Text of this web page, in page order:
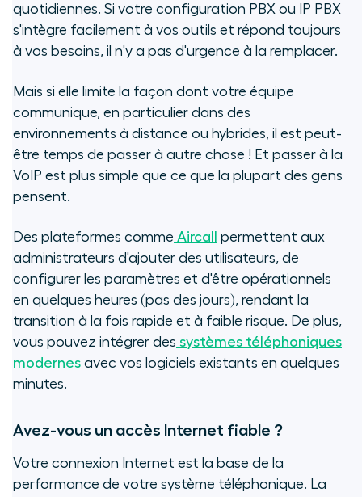
quotidiennes. Si votre configuration PBX ou IP PBX
s'intègre facilement à vos outils et répond toujours
à vos besoins, il n'y a pas d'urgence à la remplacer.
Mais si elle limite la façon dont votre équipe
communique, en particulier dans des
environnements à distance ou hybrides, il est peut-
être temps de passer à autre chose ! Et passer à la
VoIP est plus simple que ce que la plupart des gens
pensent.
Des plateformes comme Aircall
permettent aux
administrateurs d'ajouter des utilisateurs, de
configurer les paramètres et d'être opérationnels
en quelques heures (pas des jours), rendant la
transition à la fois rapide et à faible risque. De plus,
vous pouvez intégrer des systèmes téléphoniques
modernes avec vos logiciels existants en quelques
minutes.
Avez-vous un accès Internet fiable ?
Votre connexion Internet est la base de la
performance de votre système téléphonique. La